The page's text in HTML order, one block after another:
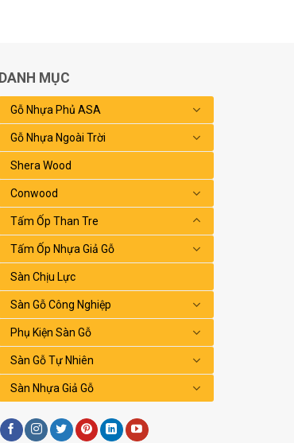
DANH MỤC
Gỗ Nhựa Phủ ASA
Gỗ Nhựa Ngoài Trời
Shera Wood
Conwood
Tấm Ốp Than Tre
Tấm Ốp Nhựa Giả Gỗ
Sàn Chịu Lực
Sàn Gỗ Công Nghiệp
Phụ Kiện Sàn Gỗ
Sàn Gỗ Tự Nhiên
Sàn Nhựa Giả Gỗ